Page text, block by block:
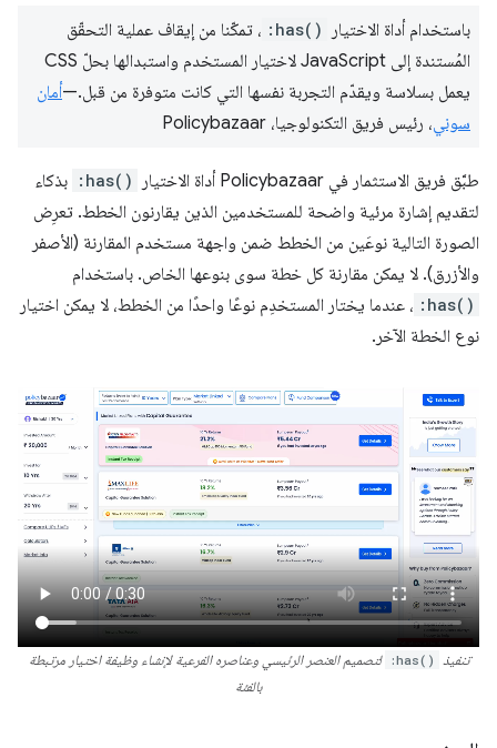
باستخدام أداة الاختيار :has() ، تمكّنا من إيقاف عملية التحقّق
المُستندة إلى JavaScript لاختيار المستخدم واستبدالها بحلّ CSS
يعمل بسلاسة ويقدّم التجربة نفسها التي كانت متوفرة من قبل.—أمان
سوني، رئيس فريق التكنولوجيا، Policybazaar
طبَّق فريق الاستثمار في Policybazaar أداة الاختيار :has() بذكاء
لتقديم إشارة مرئية واضحة للمستخدمين الذين يقارنون الخطط. تعرِض
الصورة التالية نوعَين من الخطط ضمن واجهة مستخدم المقارنة (الأصفر
والأزرق). لا يمكن مقارنة كل خطة سوى بنوعها الخاص. باستخدام
:has() ، عندما يختار المستخدِم نوعًا واحدًا من الخطط، لا يمكن اختيار
نوع الخطة الآخر.
تنفيذ :has() لتصميم العنصر الرئيسي وعناصره الفرعية لإنشاء وظيفة اختيار مرتبطة
بالفئة